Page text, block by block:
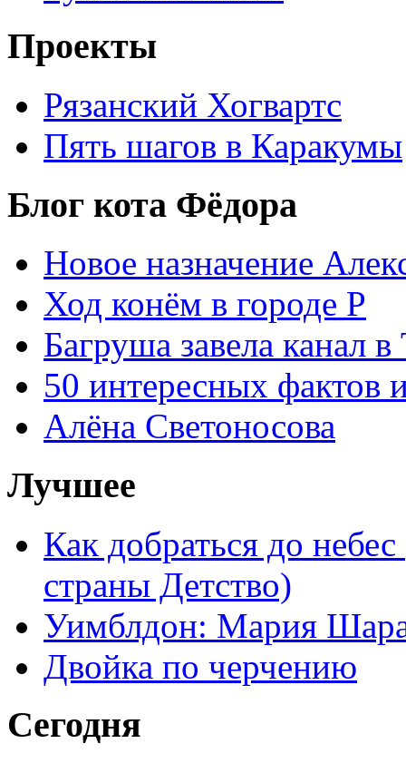
Проекты
Рязанский Хогвартс
Пять шагов в Каракумы
Блог кота Фёдора
Новое назначение
Ход конём в городе Р
Багруша завела канал в
50 интересных фактов
Алёна Светоносова
Лучшее
Как добраться до
страны Детство)
Уимблдон: Мария
Двойка по черчению
Сегодня